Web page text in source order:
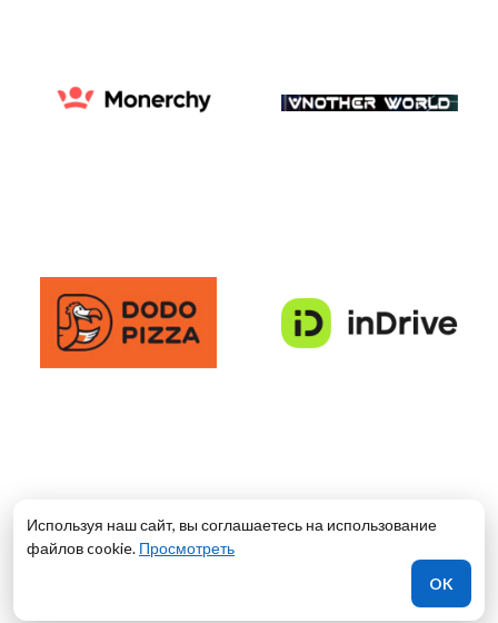
Используя наш сайт, вы соглашаетесь на использование
файлов cookie. Просмотреть
OK